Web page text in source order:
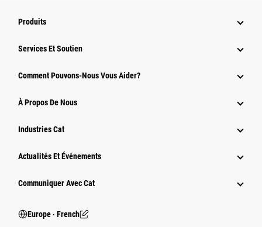
Produits
Services Et Soutien
Comment Pouvons-Nous Vous Aider?
À Propos De Nous
Industries Cat
Actualités Et Événements
Communiquer Avec Cat
Europe ‧ French